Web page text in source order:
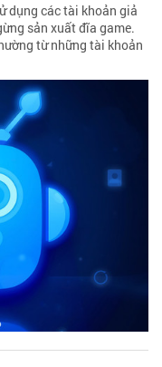
dụng các tài khoản giả
sản xuất đĩa game.
từ những tài khoản